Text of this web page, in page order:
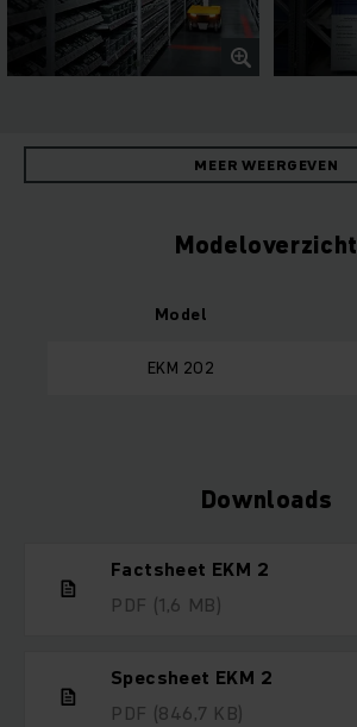
MEER WEERGEVEN
Modeloverzicht
Model
EKM 202
Downloads
Factsheet EKM 2
PDF (1,6 MB)
Specsheet EKM 2
PDF (846,7 KB)